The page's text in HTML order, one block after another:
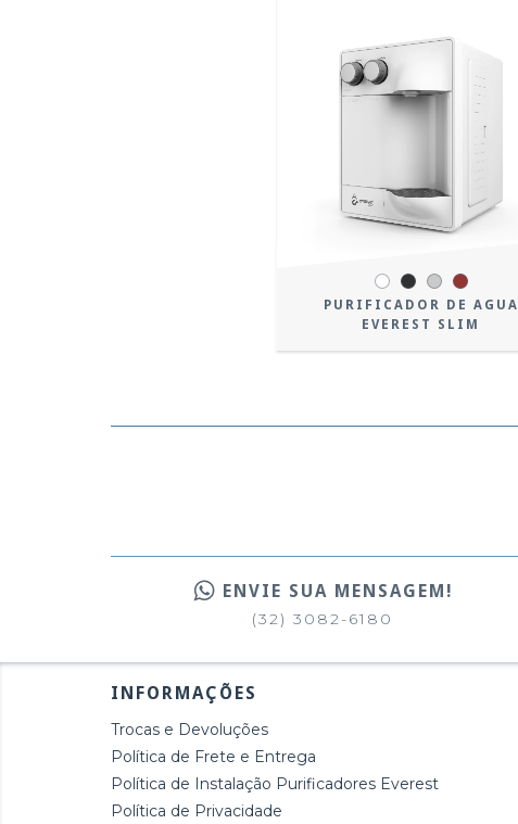
PURIFICADOR DE AGUA
EVEREST SLIM
ENVIE SUA MENSAGEM!
(32) 3082-6180
INFORMAÇÕES
Trocas e Devoluções
Política de Frete e Entrega
Política de Instalação Purificadores Everest
Política de Privacidade